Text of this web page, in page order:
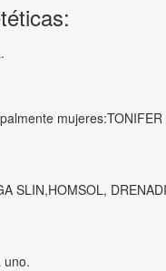
mujeres:TONIFER
SLIN,HOMSOL,
uno.